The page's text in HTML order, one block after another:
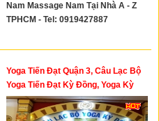
Nam Massage Nam Tại Nhà A - Z
TPHCM - Tel: 0919427887
Yoga Tiến Đạt Quận 3, Câu Lạc Bộ
Yoga Tiến Đạt Kỳ Đồng, Yoga Kỳ
Đồng Quận 3